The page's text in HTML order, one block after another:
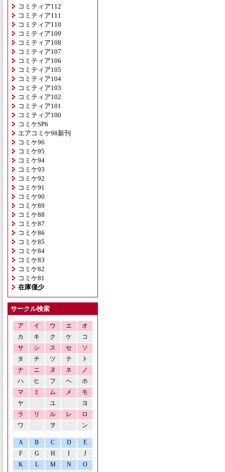
コミティア112
コミティア111
コミティア110
コミティア109
コミティア108
コミティア107
コミティア106
コミティア105
コミティア104
コミティア103
コミティア102
コミティア101
コミティア100
コミケSP6
エアコミケ98新刊
コミケ96
コミケ95
コミケ94
コミケ93
コミケ92
コミケ91
コミケ90
コミケ89
コミケ88
コミケ87
コミケ86
コミケ85
コミケ84
コミケ83
コミケ82
コミケ81
在庫僅少
サークル検索
ア イ ウ エ
オ
カ
キ ク ケ
コ
サ
シ ス セ
ソ
タ
チ ツ テ
ト
ナ
ニ ヌ ネ
ノ
ハ
ヒ フ ヘ
ホ
マ
ミ ム メ
モ
ヤ
ユ
ヨ
ラ
リ ル レ
ロ
ワ
ヲ ン
A B C D
E
F
G H I
J
K
L M N O